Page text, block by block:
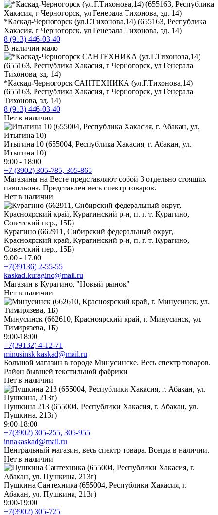
*Каскад-Черногорск (ул.Г.Тихонова,14) (655163, Республика
Хакасия, г Черногорск, ул Генерала Тихонова, зд. 14)
8 (913) 446-03-40
В наличии мало
*Каскад-Черногорск САНТЕХНИКА (ул.Г.Тихонова,14)
(655163, Республика Хакасия, г Черногорск, ул Генерала
Тихонова, зд. 14)
8 (913) 446-03-40
Нет в наличии
Итыгина 10 (655004, Республика Хакасия, г. Абакан, ул.
Итыгина 10)
9:00 - 18:00
+7 (3902) 305-785, 305-865
Магазины на Весте представляют собой 3 отдельно стоящих
павильона. Представлен весь спектр товаров.
Нет в наличии
Курагино (662911, Сибирский федеральный округ,
Красноярский край, Курагинский р-н, п. г. т. Курагино,
Советский пер., 15Б)
9:00 - 17:00
+7(39136) 2-55-55
kaskad.kuragino@mail.ru
Магазин в Курагино, "Новый рынок"
Нет в наличии
Минусинск (662610, Красноярский край, г. Минусинск, ул.
Тимирязева, 1Б)
9:00-18:00
+7(39132) 4-12-71
minusinsk.kaskad@mail.ru
Большой магазин в городе Минусинске. Весь спектр товаров.
Район бывшей текстильной фабрики
Нет в наличии
Пушкина 213 (655004, Республики Хакасия, г. Абакан, ул.
Пушкина, 213г)
9:00-18:00
+7(3902) 305-255, 305-955
innakaskad@mail.ru
Центральный магазин, весь спектр товара. Всегда в наличии.
Нет в наличии
Пушкина Сантехника (655004, Республики Хакасия, г.
Абакан, ул. Пушкина, 213г)
9:00-19:00
+7(3902) 305-725